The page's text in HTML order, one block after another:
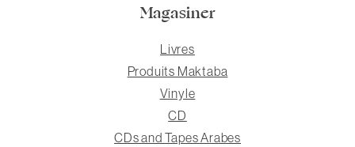
Magasiner
Livres
Produits Maktaba
Vinyle
CD
CDs and Tapes Arabes